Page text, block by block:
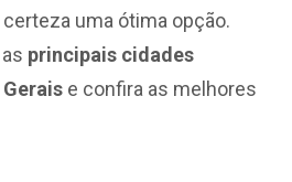
uma ótima opção.
principais cidades
e confira as melhores